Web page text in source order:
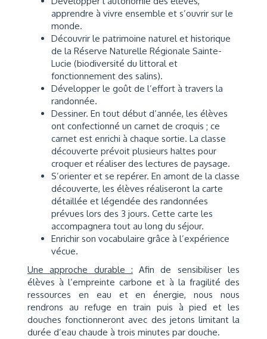
apprendre à vivre ensemble et s’ouvrir sur le
monde.
Découvrir le patrimoine naturel et historique
de la Réserve Naturelle Régionale Sainte-
Lucie (biodiversité du littoral et
fonctionnement des salins).
Développer le goût de l’effort à travers la
randonnée.
Dessiner. En tout début d’année, les élèves
ont confectionné un carnet de croquis ; ce
carnet est enrichi à chaque sortie. La classe
découverte prévoit plusieurs haltes pour
croquer et réaliser des lectures de paysage.
S’orienter et se repérer. En amont de la classe
découverte, les élèves réaliseront la carte
détaillée et légendée des randonnées
prévues lors des 3 jours. Cette carte les
accompagnera tout au long du séjour.
Enrichir son vocabulaire grâce à l’expérience
vécue.
Une approche durable : Afin de sensibiliser les
élèves à l’empreinte carbone et à la fragilité des
ressources en eau et en énergie, nous nous
rendrons au refuge en train puis à pied et les
douches fonctionneront avec des jetons limitant la
durée d’eau chaude à trois minutes par douche.